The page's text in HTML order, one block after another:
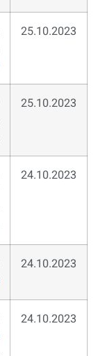
25.10.2023
25.10.2023
24.10.2023
24.10.2023
24.10.2023